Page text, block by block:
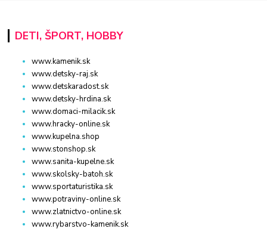
DETI, ŠPORT, HOBBY
www.kamenik.sk
www.detsky-raj.sk
www.detskaradost.sk
www.detsky-hrdina.sk
www.domaci-milacik.sk
www.hracky-online.sk
www.kupelna.shop
www.stonshop.sk
www.sanita-kupelne.sk
www.skolsky-batoh.sk
www.sportaturistika.sk
www.potraviny-online.sk
www.zlatnictvo-online.sk
www.rybarstvo-kamenik.sk